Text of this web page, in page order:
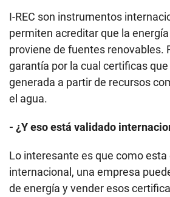
I-REC son instrumentos
permiten acreditar que la
proviene de fuentes renovables.
garantía por la cual certificas
generada a partir de recursos
el agua.
- ¿Y eso está validado
Lo interesante es que como
internacional, una empresa
de energía y vender esos